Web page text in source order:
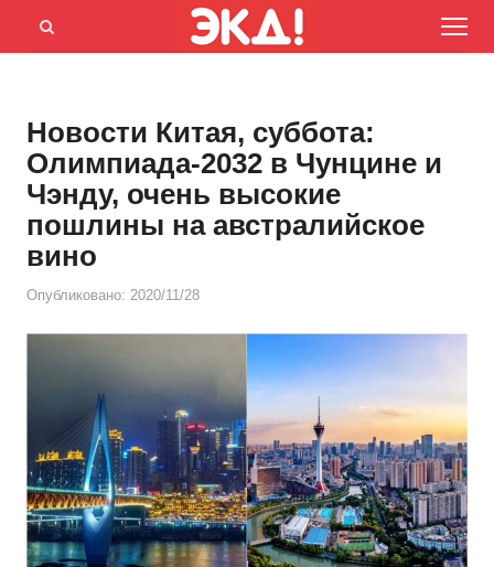
Menu
Открыть
Новости Китая, суббота:
Олимпиада-2032 в Чунцине и
Чэнду, очень высокие
пошлины на австралийское
вино
Опубликовано: 2020/11/28